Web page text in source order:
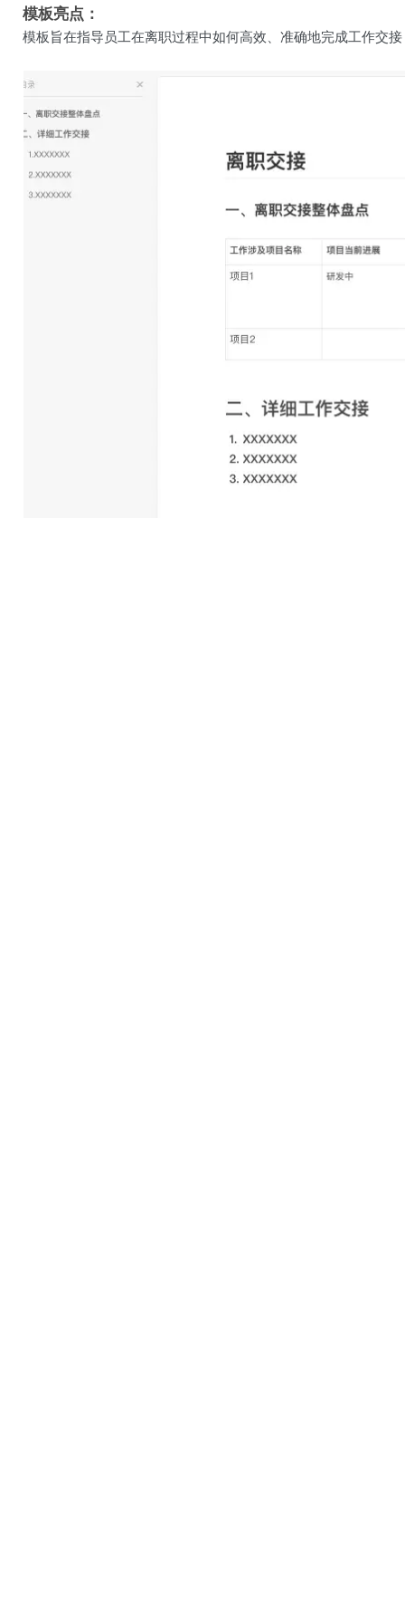
模板亮点：
模板旨在指导员工在离职过程中如何高效、准确地完成工作交